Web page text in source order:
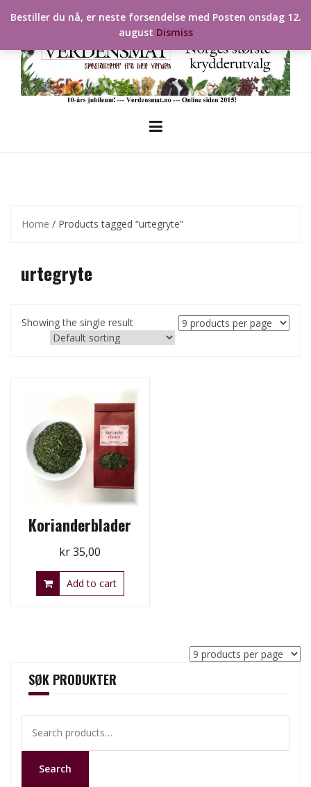
Home / Products tagged “urtegryte”
urtegryte
Showing the single result
Korianderblader
kr35,00
Add to cart
SØK PRODUKTER
for:
Search
Bestiller du nå, er neste forsendelse med Posten onsdag 12.
august Dismiss